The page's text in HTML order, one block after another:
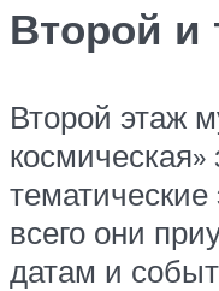
Второй и
Второй этаж
всего они
датам и